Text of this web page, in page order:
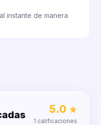
instante de manera
5.0 ★
1 calificaciones